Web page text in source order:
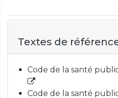
Textes de
Code de la santé
Code de la santé